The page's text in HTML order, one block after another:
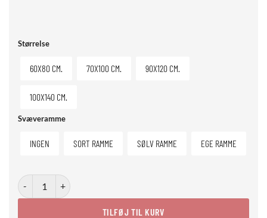
Størrelse
60X80 CM. 70X100 CM. 90X120 CM.
100X140 CM.
Svæveramme
INGEN SORT RAMME SØLV RAMME EGE RAMME
Banana Bonanza antal
TILFØJ TIL KURV